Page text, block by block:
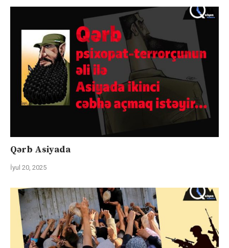
Qərb Asiyada
İyul 20, 2025